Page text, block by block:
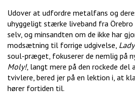
Udover at udfordre metalfans og
uhyggeligt stærke liveband fra
selv, og minsandten om de ikke har
modsætning til forrige udgivelse,
soul-præget, fokuserer de nemlig på
Moly!, langt mere på den rockede del
tvivlere, bered jer på en lektion i, at
hører fortiden til.